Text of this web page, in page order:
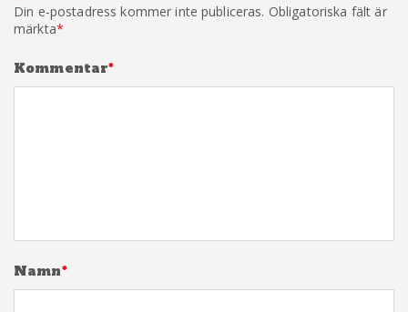
Din e-postadress kommer inte publiceras. Obligatoriska fält är
märkta*
Kommentar*
Namn*